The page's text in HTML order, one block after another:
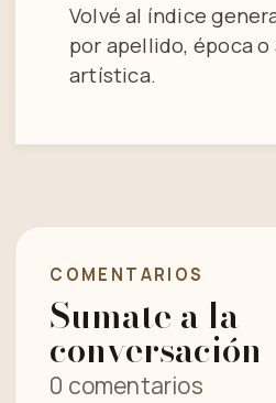
Volvé al índice
por apellido, época
artística.
COMENTARIOS
Sumate a la
conversación
0 comentarios